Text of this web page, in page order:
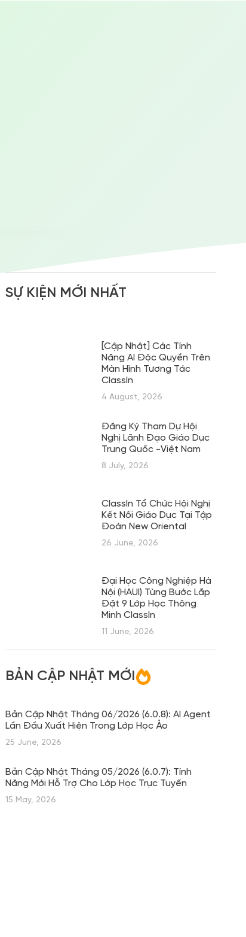
SỰ KIỆN MỚI NHẤT
[Cập Nhật] Các Tính
Năng AI Độc Quyền Trên
Màn Hình Tương Tác
ClassIn
4 August, 2026
Đăng Ký Tham Dự Hội
Nghị Lãnh Đạo Giáo Dục
Trung Quốc -Việt Nam
8 July, 2026
ClassIn Tổ Chức Hội Nghị
Kết Nối Giáo Dục Tại Tập
Đoàn New Oriental
26 June, 2026
Đại Học Công Nghiệp Hà
Nội (HAUI) Từng Bước Lắp
Đặt 9 Lớp Học Thông
Minh ClassIn
11 June, 2026
BẢN CẬP NHẬT MỚI
Bản Cập Nhật Tháng 06/2026 (6.0.8): AI Agent
Lần Đầu Xuất Hiện Trong Lớp Học Ảo
25 June, 2026
Bản Cập Nhật Tháng 05/2026 (6.0.7): Tính
Năng Mới Hỗ Trợ Cho Lớp Học Trực Tuyến
15 May, 2026